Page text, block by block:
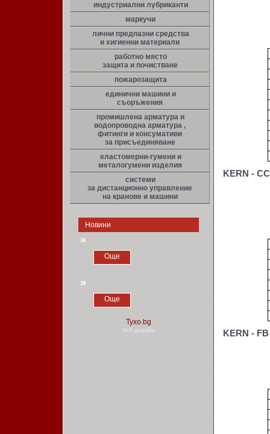
индустриални лубриканти
маркучи
лични предпазни средства
и хигиенни материали
работно място
защита и почистване
пожарозащита
единични машини и
съоръжения
промишлена арматура и
водопроводна арматура ,
фитинги и консумативи
за присъединяване
еластомерни-гумени и
металогумени изделия
системи
за дистанционно управление
на кранове и машини
Новини
»
Още
»
Още
Уеб дизайн
KERN - CC
KERN -